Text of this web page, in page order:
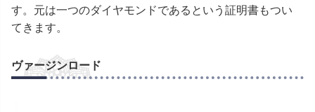
す。元は一つのダイヤモンドであるという証明書もつい
てきます。
ヴァージンロード